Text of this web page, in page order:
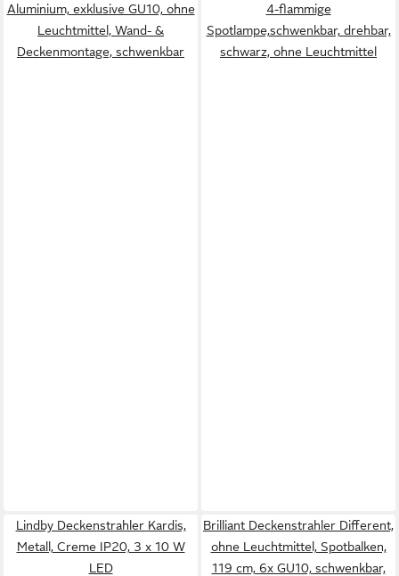
Aluminium, exklusive GU10, ohne
Leuchtmittel, Wand- &
Deckenmontage, schwenkbar
4-flammige
Spotlampe,schwenkbar, drehbar,
schwarz, ohne Leuchtmittel
Lindby Deckenstrahler Kardis,
Metall, Creme IP20, 3 x 10 W
LED
Brilliant Deckenstrahler Different,
ohne Leuchtmittel, Spotbalken,
119 cm, 6x GU10, schwenkbar,